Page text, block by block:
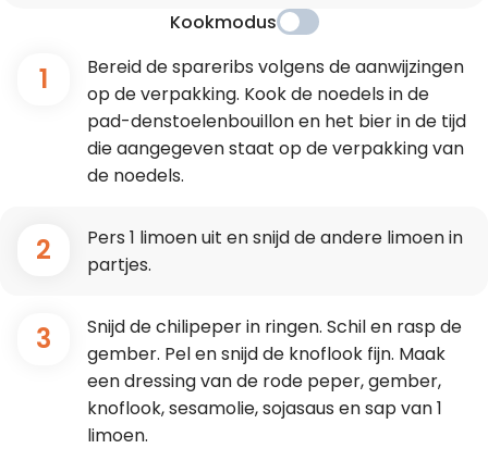
Kookmodus
1
Bereid de spareribs volgens de aanwijzingen
op de verpakking. Kook de noedels in de
pad-denstoelenbouillon en het bier in de tijd
die aangegeven staat op de verpakking van
de noedels.
2
Pers 1 limoen uit en snijd de andere limoen in
partjes.
3
Snijd de chilipeper in ringen. Schil en rasp de
gember. Pel en snijd de knoflook fijn. Maak
een dressing van de rode peper, gember,
knoflook, sesamolie, sojasaus en sap van 1
limoen.